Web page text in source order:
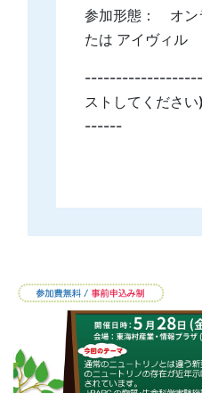
参加形態： オン
たは アイヴィル
ストしてくだ
------